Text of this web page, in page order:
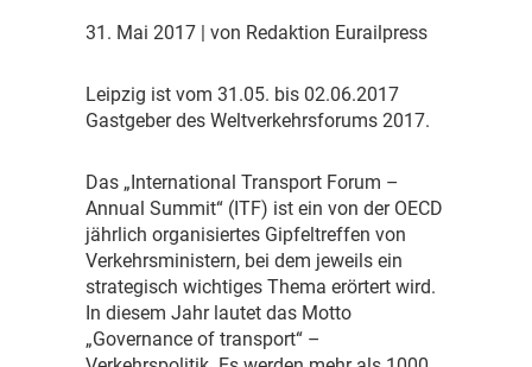
31. Mai 2017 | von Redaktion Eurailpress
Leipzig ist vom 31.05. bis 02.06.2017
Gastgeber des Weltverkehrsforums 2017.
Das „International Transport Forum –
Annual Summit“ (ITF) ist ein von der OECD
jährlich organisiertes Gipfeltreffen von
Verkehrsministern, bei dem jeweils ein
strategisch wichtiges Thema erörtert wird.
In diesem Jahr lautet das Motto
„Governance of transport“ –